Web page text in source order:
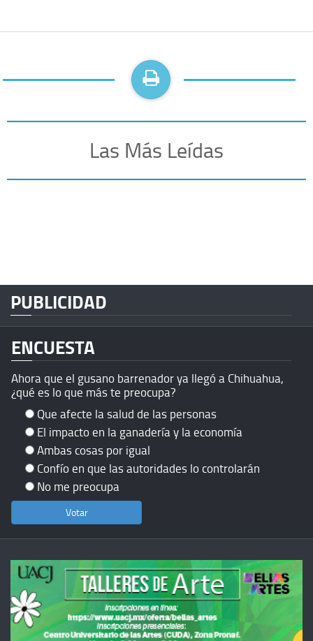
Las Más Leídas
PUBLICIDAD
ENCUESTA
Ahora que el gusano barrenador ya llegó a Chihuahua,
¿qué es lo que más te preocupa?
Que afecte la salud de las personas
El impacto en la ganadería y la economía
Ambas cosas por igual
Confío en que las autoridades lo controlarán
No me preocupa